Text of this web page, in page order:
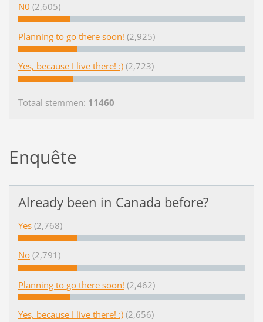
N0 (2,605)
Planning to go there soon! (2,925)
Yes, because I live there! :) (2,723)
Totaal stemmen: 11460
Enquête
Already been in Canada before?
Yes (2,768)
No (2,791)
Planning to go there soon! (2,462)
Yes, because I live there! :) (2,656)